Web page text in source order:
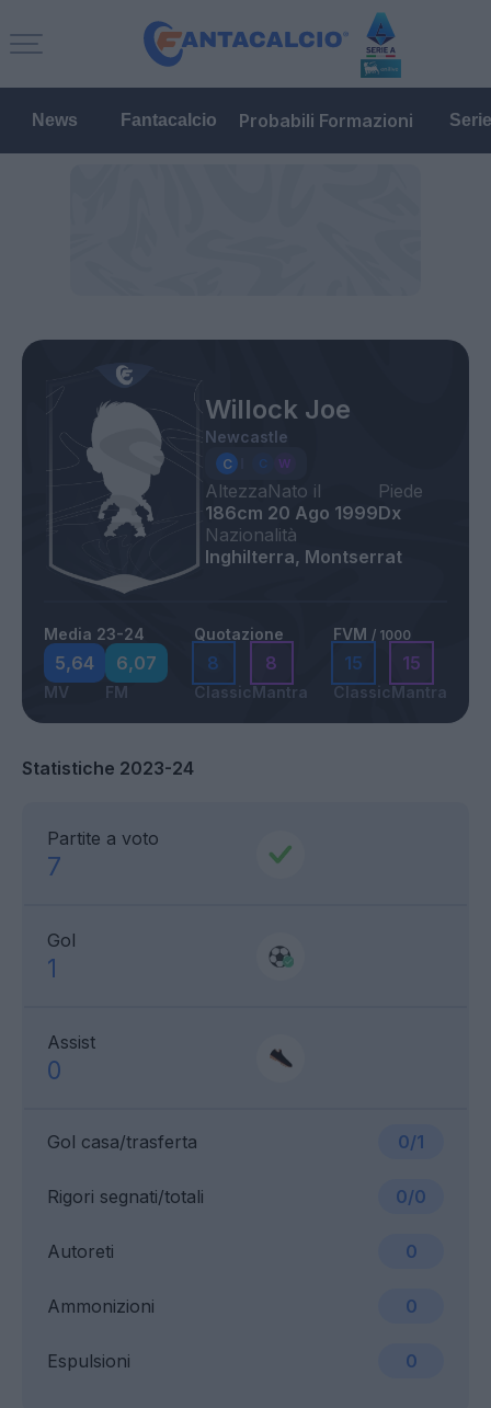
News Fantacalcio Probabili Formazioni
Willock Joe
Newcastle
Altezza
186cm
Nato il
20 Ago 1999
Piede
Dx
Nazionalità
Inghilterra, Montserrat
Media 23-24
5,64
MV
6,07
FM
Quotazione
8
Classic
8
Mantra
FVM / 1000
15
Classic
15
Mantra
Statistiche 2023-24
Partite a voto
7
Gol
1
Assist
0
Gol casa/trasferta 0/1
Ammonizioni 0
Rigori segnati/totali 0/0
Espulsioni 0
Autoreti 0